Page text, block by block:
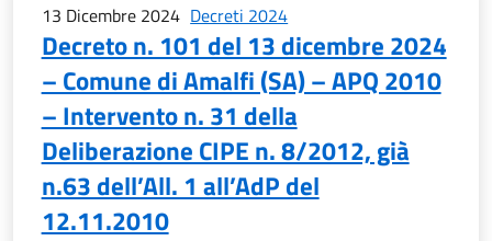
13 Dicembre 2024 Decreti 2024
Decreto n. 101 del 13 dicembre 2024
– Comune di Amalfi (SA) – APQ 2010
– Intervento n. 31 della
Deliberazione CIPE n. 8/2012, già
n.63 dell’All. 1 all’AdP del
12.11.2010